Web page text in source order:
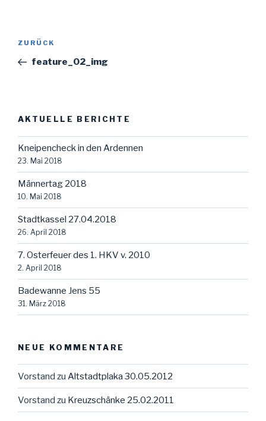
Beitragsnavigation
Vorheriger
Beitrag
ZURÜCK
feature_02_img
AKTUELLE BERICHTE
Kneipencheck in den Ardennen
23. Mai 2018
Männertag 2018
10. Mai 2018
Stadtkassel 27.04.2018
26. April 2018
7. Osterfeuer des 1. HKV v. 2010
2. April 2018
Badewanne Jens 55
31. März 2018
NEUE KOMMENTARE
Vorstand zu Altstadtplaka 30.05.2012
Vorstand zu Kreuzschänke 25.02.2011